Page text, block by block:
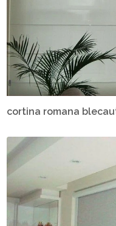
cortina romana